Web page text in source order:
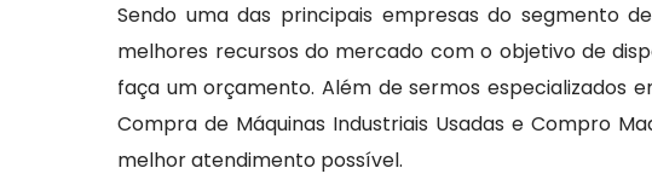
Sendo uma das principais empresas do segmento
melhores recursos do mercado com o objetivo de
faça um orçamento. Além de sermos especializados
Compra de Máquinas Industriais Usadas e Compro
melhor atendimento possível.